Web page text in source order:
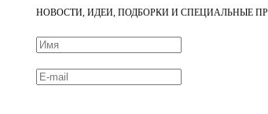
НОВОСТИ, ИДЕИ, ПОДБОРКИ И СПЕЦИАЛЬНЫЕ